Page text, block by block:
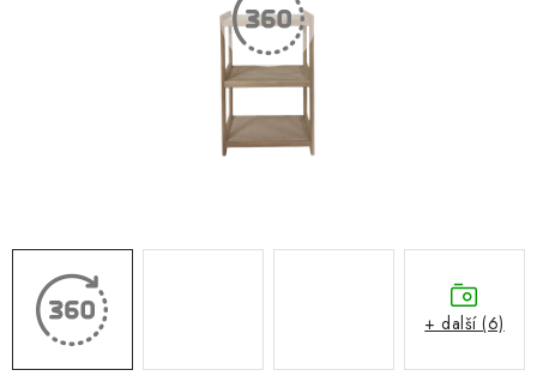
HODNOCENÍ OBCHODU
ČASTO KLADENÉ DOTAZY
B2B - VELKOOBCHOD
+ další (6)